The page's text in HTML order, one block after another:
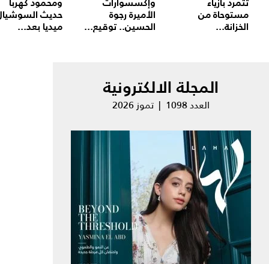
مستوحاة من
الخزانة...
الأميرة رجوة
الحسين.. توقيع...
حديث
ميديا بعد...
المجلة الالكترونية
العدد 1098 | تموز 2026